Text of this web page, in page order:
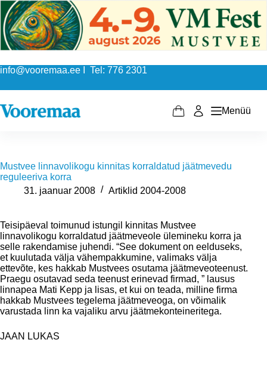
Skip
to
content
info@vooremaa.ee I Tel: 776 2301
Shopping
Menüü
Mustvee linnavolikogu kinnitas korraldatud jäätmevedu
reguleeriva korra
31. jaanuar 2008
Artiklid 2004-2008
Teisipäeval toimunud istungil kinnitas Mustvee
linnavolikogu korraldatud jäätmeveole ülemineku korra ja
selle rakendamise juhendi. “See dokument on eelduseks,
et kuulutada välja vähempakkumine, valimaks välja
ettevõte, kes hakkab Mustvees osutama jäätmeveoteenust.
Praegu osutavad seda teenust erinevad firmad, ” lausus
linnapea Mati Kepp ja lisas, et kui on teada, milline firma
hakkab Mustvees tegelema jäätmeveoga, on võimalik
varustada linn ka vajaliku arvu jäätmekonteineritega.
JAAN LUKAS